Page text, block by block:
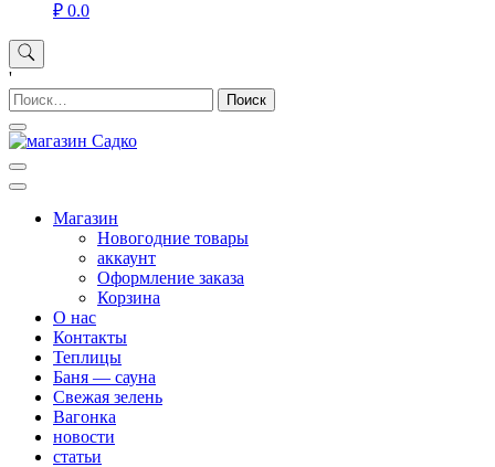
₽ 0.0
'
Найти:
Магазин
Новогодние товары
аккаунт
Оформление заказа
Корзина
О нас
Контакты
Теплицы
Баня — сауна
Свежая зелень
Вагонка
новости
статьи